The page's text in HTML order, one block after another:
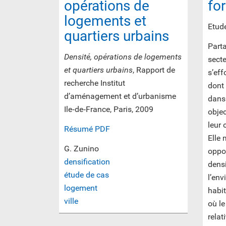
opérations de
logements et
quartiers urbains
Densité, opérations de logements
et quartiers urbains, Rapport de
recherche Institut
d’aménagement et d’urbanisme
Ile‐de‐France, Paris, 2009
Résumé PDF
G. Zunino
densification
étude de cas
logement
ville
dont
leur
Elle
où